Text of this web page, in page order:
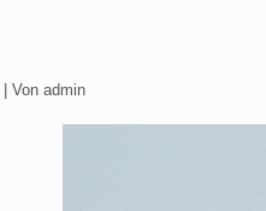
Von admin